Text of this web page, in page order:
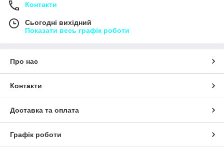
Контакти
Сьогодні вихідний
Показати весь графік роботи
Про нас
Контакти
Доставка та оплата
Графік роботи